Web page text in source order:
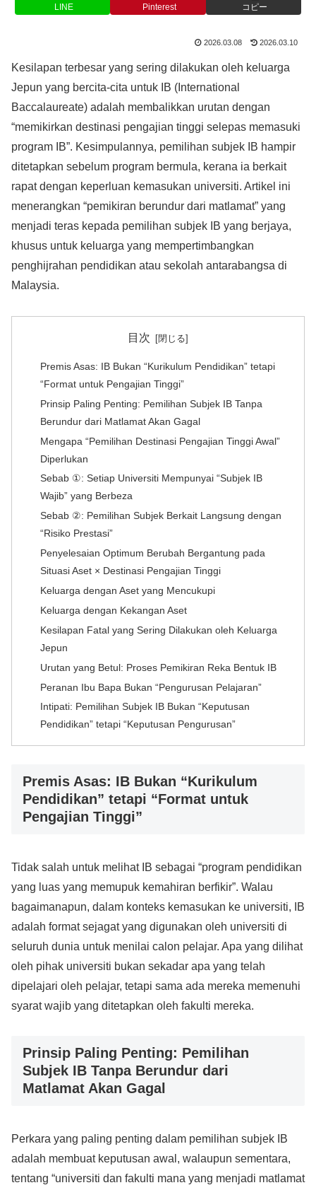
LINE Pinterest コピー
2026.03.08 2026.03.10
Kesilapan terbesar yang sering dilakukan oleh keluarga
Jepun yang bercita-cita untuk IB (International
Baccalaureate) adalah membalikkan urutan dengan
“memikirkan destinasi pengajian tinggi selepas memasuki
program IB”. Kesimpulannya, pemilihan subjek IB hampir
ditetapkan sebelum program bermula, kerana ia berkait
rapat dengan keperluan kemasukan universiti. Artikel ini
menerangkan “pemikiran berundur dari matlamat” yang
menjadi teras kepada pemilihan subjek IB yang berjaya,
khusus untuk keluarga yang mempertimbangkan
penghijrahan pendidikan atau sekolah antarabangsa di
Malaysia.
目次
Premis Asas: IB Bukan “Kurikulum Pendidikan” tetapi
“Format untuk Pengajian Tinggi”
Prinsip Paling Penting: Pemilihan Subjek IB Tanpa
Berundur dari Matlamat Akan Gagal
Mengapa “Pemilihan Destinasi Pengajian Tinggi Awal”
Diperlukan
Sebab ①: Setiap Universiti Mempunyai “Subjek IB
Wajib” yang Berbeza
Sebab ②: Pemilihan Subjek Berkait Langsung dengan
“Risiko Prestasi”
Penyelesaian Optimum Berubah Bergantung pada
Situasi Aset × Destinasi Pengajian Tinggi
Keluarga dengan Aset yang Mencukupi
Keluarga dengan Kekangan Aset
Kesilapan Fatal yang Sering Dilakukan oleh Keluarga
Jepun
Urutan yang Betul: Proses Pemikiran Reka Bentuk IB
Peranan Ibu Bapa Bukan “Pengurusan Pelajaran”
Intipati: Pemilihan Subjek IB Bukan “Keputusan
Pendidikan” tetapi “Keputusan Pengurusan”
Premis Asas: IB Bukan “Kurikulum
Pendidikan” tetapi “Format untuk
Pengajian Tinggi”
Tidak salah untuk melihat IB sebagai “program pendidikan
yang luas yang memupuk kemahiran berfikir”. Walau
bagaimanapun, dalam konteks kemasukan ke universiti, IB
adalah format sejagat yang digunakan oleh universiti di
seluruh dunia untuk menilai calon pelajar. Apa yang dilihat
oleh pihak universiti bukan sekadar apa yang telah
dipelajari oleh pelajar, tetapi sama ada mereka memenuhi
syarat wajib yang ditetapkan oleh fakulti mereka.
Prinsip Paling Penting: Pemilihan
Subjek IB Tanpa Berundur dari
Matlamat Akan Gagal
Perkara yang paling penting dalam pemilihan subjek IB
adalah membuat keputusan awal, walaupun sementara,
tentang “universiti dan fakulti mana yang menjadi matlamat